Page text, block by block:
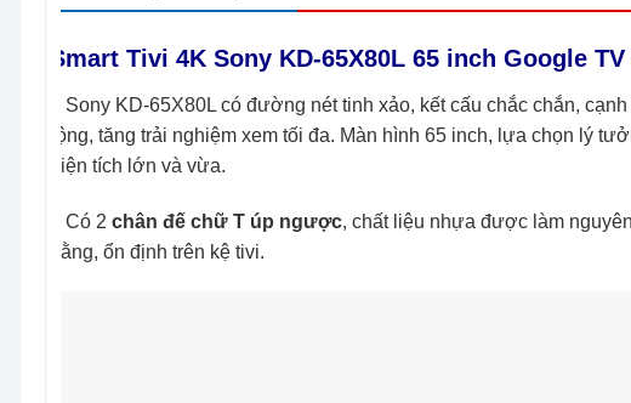
Smart Tivi 4K Sony KD-65X80L 65 inch Google TV
– Sony KD-65X80L có đường nét tinh xảo, kết cấu chắc chắn,
rộng, tăng trải nghiệm xem tối đa. Màn hình 65 inch, lựa chọn lý
diện tích lớn và vừa.
– Có 2 chân đế chữ T úp ngược, chất liệu nhựa được làm
bằng, ổn định trên kệ tivi.